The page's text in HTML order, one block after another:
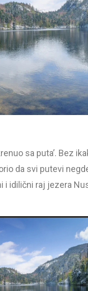
sa puta’. Bez
da svi putevi
i idilični raj jezera